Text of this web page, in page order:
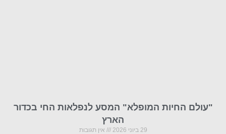
"עולם החיות המופלא" המסע לנפלאות החי בכדור
הארץ
29 ביוני 2026 אין תגובות